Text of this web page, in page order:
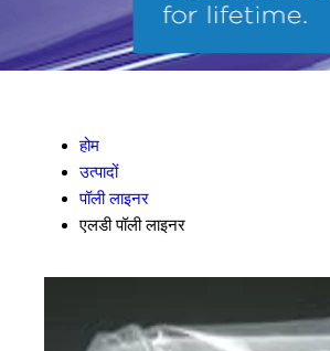
होम
उत्पादों
पॉली लाइनर
एलडी पॉली लाइनर